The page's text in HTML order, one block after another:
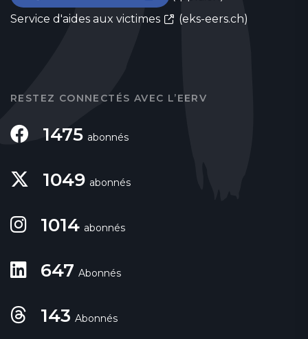
Service d'aides aux victimes
(eks-eers.ch)
RESTEZ CONNECTÉS AVEC L’EERV
1475 abonnés
1049 abonnés
1014 abonnés
647 Abonnés
143 Abonnés